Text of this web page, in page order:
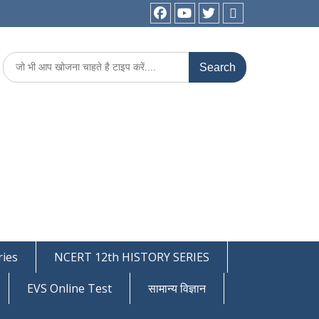
facebookyoutubeTwitterWhatsApp
Search
for:
NCERT 12th HISTORY SERIES
EVS Online Test
सामान्य विज्ञान